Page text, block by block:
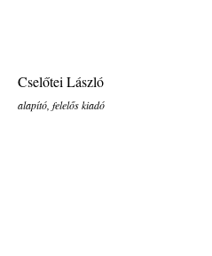
Cselőtei László
alapító, felelős kiadó